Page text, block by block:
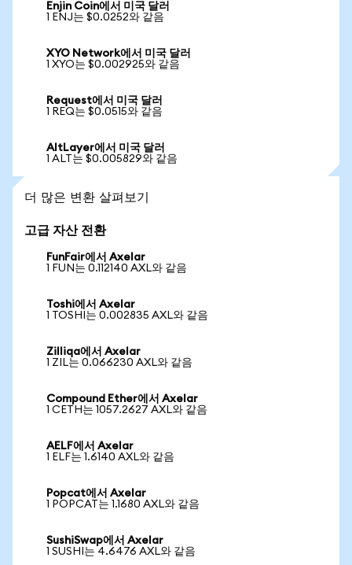
Enjin Coin에서 미국 달러
1 ENJ는 $0.0252와 같음
XYO Network에서 미국 달러
1 XYO는 $0.002925와 같음
Request에서 미국 달러
1 REQ는 $0.0515와 같음
AltLayer에서 미국 달러
1 ALT는 $0.005829와 같음
더 많은 변환 살펴보기
고급 자산 전환
FunFair에서 Axelar
1 FUN는 0.112140 AXL와 같음
Toshi에서 Axelar
1 TOSHI는 0.002835 AXL와 같음
Zilliqa에서 Axelar
1 ZIL는 0.066230 AXL와 같음
Compound Ether에서 Axelar
1 CETH는 1057.2627 AXL와 같음
AELF에서 Axelar
1 ELF는 1.6140 AXL와 같음
Popcat에서 Axelar
1 POPCAT는 1.1680 AXL와 같음
SushiSwap에서 Axelar
1 SUSHI는 4.6476 AXL와 같음